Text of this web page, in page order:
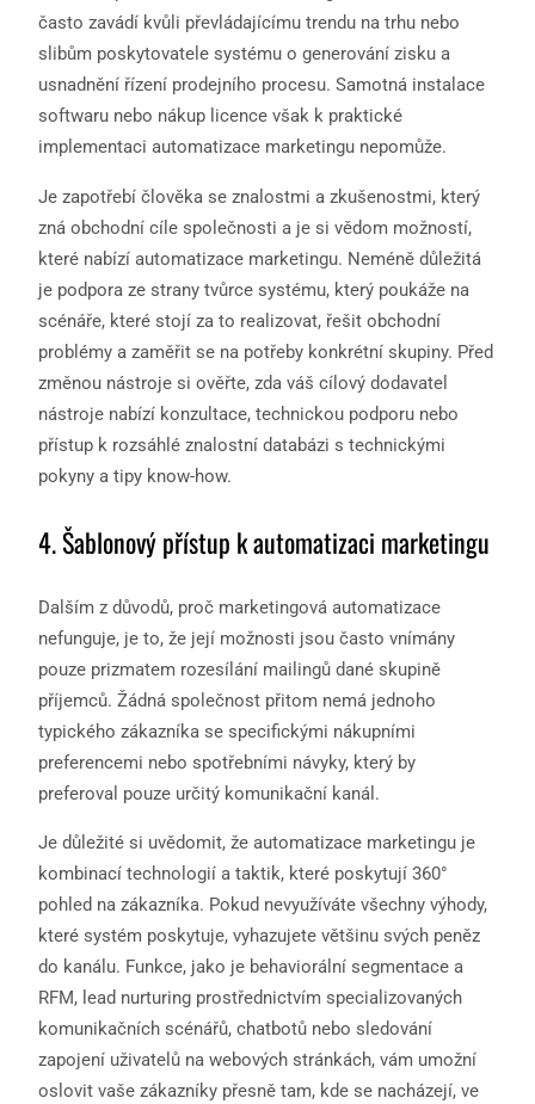
často zavádí kvůli převládajícímu trendu na trhu nebo
slibům poskytovatele systému o generování zisku a
usnadnění řízení prodejního procesu. Samotná instalace
softwaru nebo nákup licence však k praktické
implementaci automatizace marketingu nepomůže.
Je zapotřebí člověka se znalostmi a zkušenostmi, který
zná obchodní cíle společnosti a je si vědom možností,
které nabízí automatizace marketingu. Neméně důležitá
je podpora ze strany tvůrce systému, který poukáže na
scénáře, které stojí za to realizovat, řešit obchodní
problémy a zaměřit se na potřeby konkrétní skupiny. Před
změnou nástroje si ověřte, zda váš cílový dodavatel
nástroje nabízí konzultace, technickou podporu nebo
přístup k rozsáhlé znalostní databázi s technickými
pokyny a tipy know-how.
4. Šablonový přístup k automatizaci marketingu
Dalším z důvodů, proč marketingová automatizace
nefunguje, je to, že její možnosti jsou často vnímány
pouze prizmatem rozesílání mailingů dané skupině
příjemců. Žádná společnost přitom nemá jednoho
typického zákazníka se specifickými nákupními
preferencemi nebo spotřebními návyky, který by
preferoval pouze určitý komunikační kanál.
Je důležité si uvědomit, že automatizace marketingu je
kombinací technologií a taktik, které poskytují 360°
pohled na zákazníka. Pokud nevyužíváte všechny výhody,
které systém poskytuje, vyhazujete většinu svých peněz
do kanálu. Funkce, jako je behaviorální segmentace a
RFM, lead nurturing prostřednictvím specializovaných
komunikačních scénářů, chatbotů nebo sledování
zapojení uživatelů na webových stránkách, vám umožní
oslovit vaše zákazníky přesně tam, kde se nacházejí, ve